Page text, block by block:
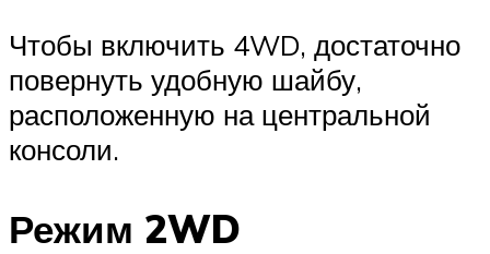
Чтобы включить 4WD, достаточно
повернуть удобную шайбу,
расположенную на центральной
консоли.
Режим 2WD